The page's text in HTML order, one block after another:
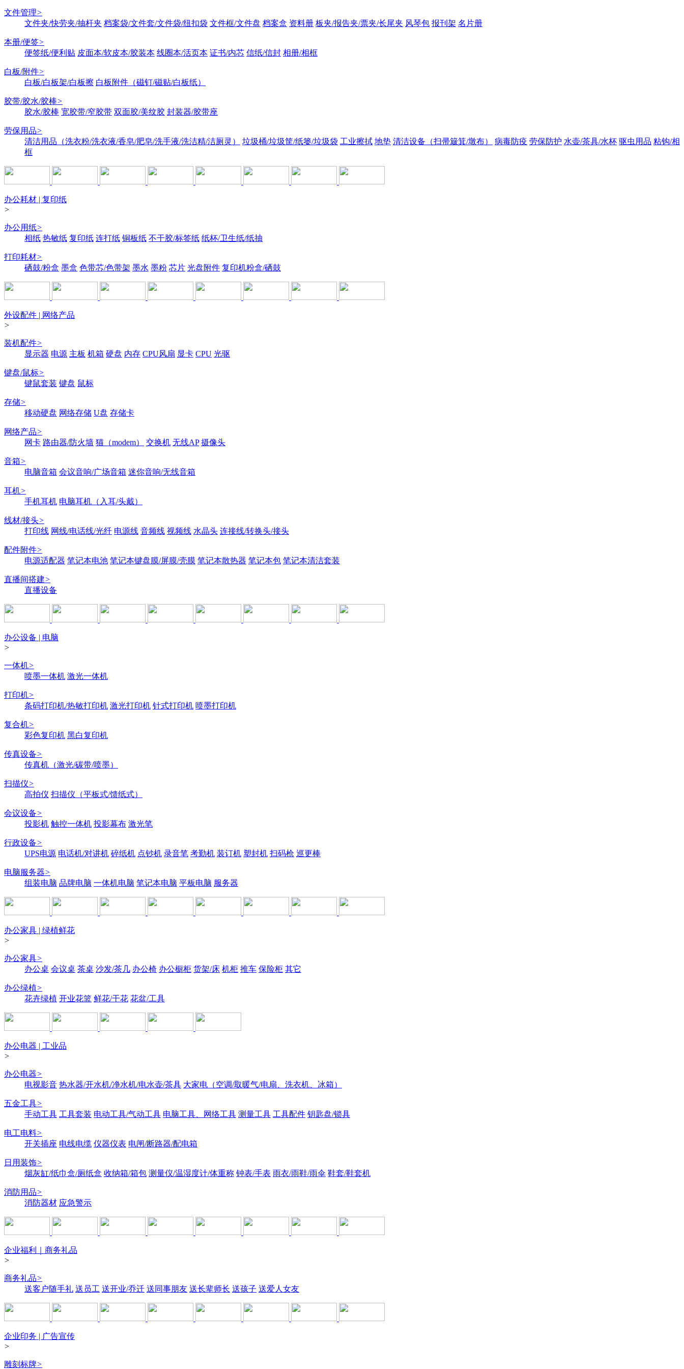
文件管理>
文件夹/快劳夹/抽杆夹 档案袋/文件套/文件袋/纽扣袋 文件框/文件盘 档案盒 资料册 板夹/报告夹/票夹/长尾夹 风琴包 报刊架 名片册
本册/便签>
便签纸/便利贴 皮面本/软皮本/胶装本 线圈本/活页本 证书/内芯 信纸/信封 相册/相框
白板/附件>
白板/白板架/白板擦 白板附件（磁钉/磁贴/白板纸）
胶带/胶水/胶棒>
胶水/胶棒 宽胶带/窄胶带 双面胶/美纹胶 封装器/胶带座
劳保用品>
清洁用品（洗衣粉/洗衣液/香皂/肥皂/洗手液/洗洁精/洁厕灵）
垃圾桶/垃圾筐/纸篓/垃圾袋 工业擦拭 地垫 清洁设备（扫帚簸箕/墩布） 病毒防疫 劳保防护 水壶/茶具/水杯 驱虫用品 粘钩/相
框
办公耗材 | 复印纸
>
办公用纸>
相纸 热敏纸 复印纸 连打纸 铜板纸 不干胶/标签纸 纸杯/卫生纸/纸抽
打印耗材>
硒鼓/粉盒 墨盒 色带芯/色带架 墨水 墨粉 芯片 光盘附件 复印机粉盒/硒鼓
外设配件 | 网络产品
>
装机配件>
显示器 电源 主板 机箱 硬盘 内存 CPU风扇 显卡 CPU 光驱
键盘/鼠标>
键鼠套装 键盘 鼠标
存储>
移动硬盘 网络存储 U盘 存储卡
网络产品>
网卡 路由器/防火墙 猫（modem） 交换机 无线AP 摄像头
音箱>
电脑音箱 会议音响/广场音箱 迷你音响/无线音箱
耳机>
手机耳机 电脑耳机（入耳/头戴）
线材/接头>
打印线 网线/电话线/光纤 电源线 音频线 视频线 水晶头 连接线/转换头/接头
配件附件>
电源适配器 笔记本电池 笔记本键盘膜/屏膜/壳膜 笔记本散热器 笔记本包 笔记本清洁套装
直播间搭建>
直播设备
办公设备 | 电脑
>
一体机>
喷墨一体机 激光一体机
打印机>
条码打印机/热敏打印机 激光打印机 针式打印机 喷墨打印机
复合机>
彩色复印机 黑白复印机
传真设备>
传真机（激光/碳带/喷墨）
扫描仪>
高拍仪 扫描仪（平板式/馈纸式）
会议设备>
投影机 触控一体机 投影幕布 激光笔
行政设备>
UPS电源 电话机/对讲机 碎纸机 点钞机 录音笔 考勤机 装订机 塑封机 扫码枪 巡更棒
电脑服务器>
组装电脑 品牌电脑 一体机电脑 笔记本电脑 平板电脑 服务器
办公家具 | 绿植鲜花
>
办公家具>
办公桌 会议桌 茶桌 沙发/茶几 办公椅 办公橱柜 货架/床 机柜 推车 保险柜 其它
办公绿植>
花卉绿植 开业花篮 鲜花/干花 花盆/工具
办公电器 | 工业品
>
办公电器>
电视影音 热水器/开水机/净水机/电水壶/茶具 大家电（空调/取暖气/电扇、洗衣机、冰箱）
五金工具>
手动工具 工具套装 电动工具/气动工具 电脑工具、网络工具 测量工具 工具配件 钥匙盘/锁具
电工电料>
开关插座 电线电缆 仪器仪表 电闸/断路器/配电箱
日用装饰>
烟灰缸/纸巾盒/厕纸盒 收纳箱/箱包 测量仪/温湿度计/体重称 钟表/手表 雨衣/雨鞋/雨伞 鞋套/鞋套机
消防用品>
消防器材 应急警示
企业福利｜商务礼品
>
商务礼品>
送客户随手礼 送员工 送开业/乔迁 送同事朋友 送长辈师长 送孩子 送爱人女友
企业印务 | 广告宣传
>
雕刻标牌>